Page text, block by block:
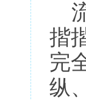
揩
完
纵